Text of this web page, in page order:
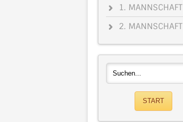
1. MANNSCHAFT
2. MANNSCHAFT